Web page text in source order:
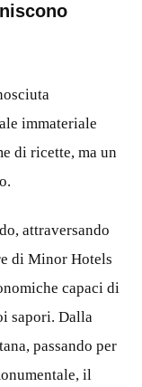
immateriale
di ricette, ma un
attraversando
di Minor Hotels
capaci di
sapori. Dalla
passando per
il